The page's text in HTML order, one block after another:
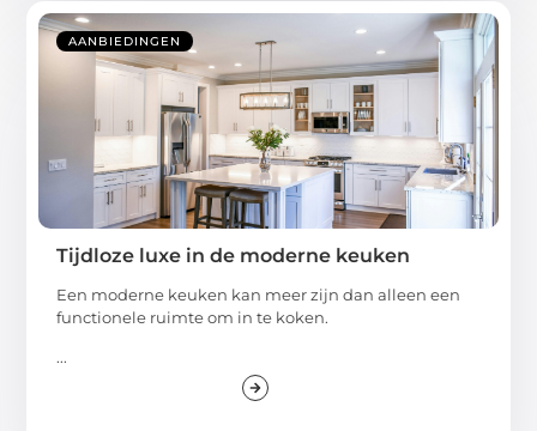
AANBIEDINGEN
Tijdloze luxe in de moderne keuken
Een moderne keuken kan meer zijn dan alleen een
functionele ruimte om in te koken.
...